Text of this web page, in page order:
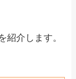
紹介します。